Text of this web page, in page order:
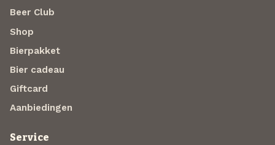
Beer Club
Shop
Bierpakket
Bier cadeau
Giftcard
Aanbiedingen
Service